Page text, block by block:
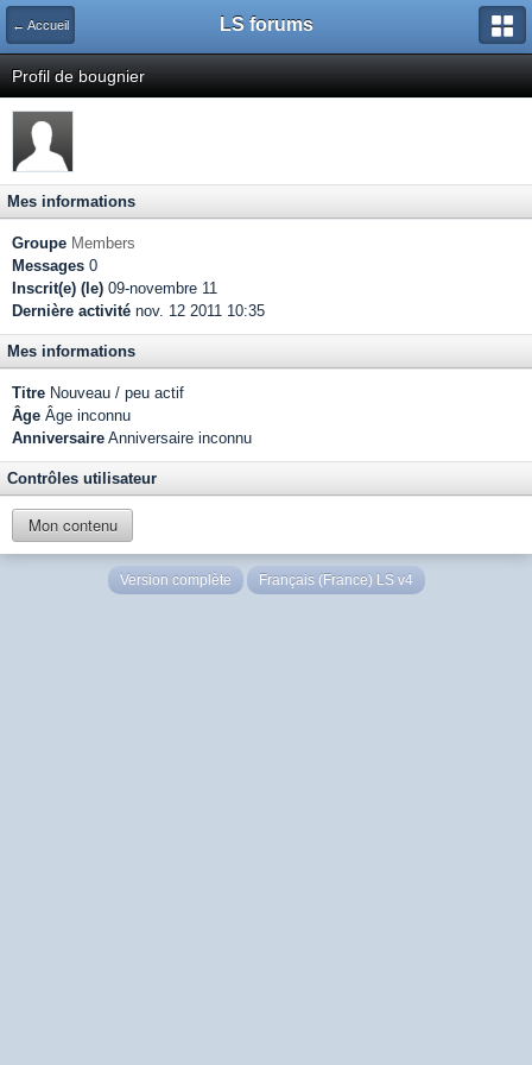
← Accueil LS forums
Profil de bougnier
Mes informations
Groupe Members
Messages 0
Inscrit(e) (le) 09-novembre 11
Dernière activité nov. 12 2011 10:35
Mes informations
Titre Nouveau / peu actif
Âge Âge inconnu
Anniversaire Anniversaire inconnu
Contrôles utilisateur
Mon contenu
Version complète Français (France) LS v4